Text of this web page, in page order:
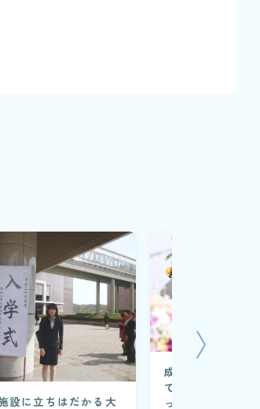
設に立ちはだかる大
成人式の振袖・
で！親を頼れな
った子との後撮